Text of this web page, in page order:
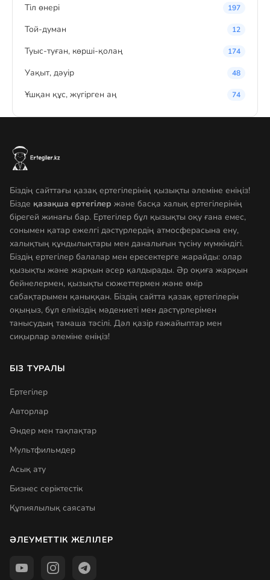
Тіл өнері 197
Той-думан 12
Туыс-туған, көрші-қолаң 174
Уақыт, дәуір 48
Ұшқан құс, жүгірген аң 74
Біздің сайттағы қазақ ертегілерінің қызықты әлеміне еніңіз!
Бізде қазақша ертегілер және басқа халық ертегілерінің
бірегей жинағы бар. Ертегілер бұл қызықты оқу ғана емес,
сонымен қатар ежелгі дәстүрлердің атмосферасына ену,
халықтың құндылықтары мен даналығын түсіну мүмкіндігі.
Біздің ертегілер балалар мен ересектерге жарайды: олар
қызықты және жарқын әсер қалдырады. Әр оқиға жарқын
бейнелермен, қызықты сюжеттермен және өмір
сабақтарымен қаныққан. Біздің сайтта қазақ ертегілерін
оқыңыз, бұл еліміздің мәдениеті мен дәстүрлерімен
танысудың тамаша тәсілі. Дәл қазір ғажайыптар мен
сиқырлар әлеміне еніңіз!
БІЗ ТУРАЛЫ
Ертегілер
Авторлар
Әндер мен тақпақтар
Мультфильмдер
Асық ату
Бизнес серіктестік
Құпиялылық саясаты
ӘЛЕУМЕТТІК ЖЕЛІЛЕР